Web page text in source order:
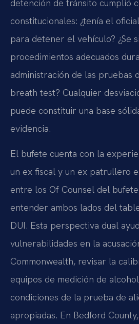
detención de tránsito cumplió
constitucionales: ¿tenía el
para detener el vehículo? ¿Se
procedimientos adecuados
administración de las pruebas
breath test? Cualquier
puede constituir una base
evidencia.
El bufete cuenta con la
un ex fiscal y un ex patrullero
entre los Of Counsel del
entender ambos lados del
DUI. Esta perspectiva dual
vulnerabilidades en la
Commonwealth, revisar la
equipos de medición de
condiciones de la prueba de
apropiadas. En Bedford